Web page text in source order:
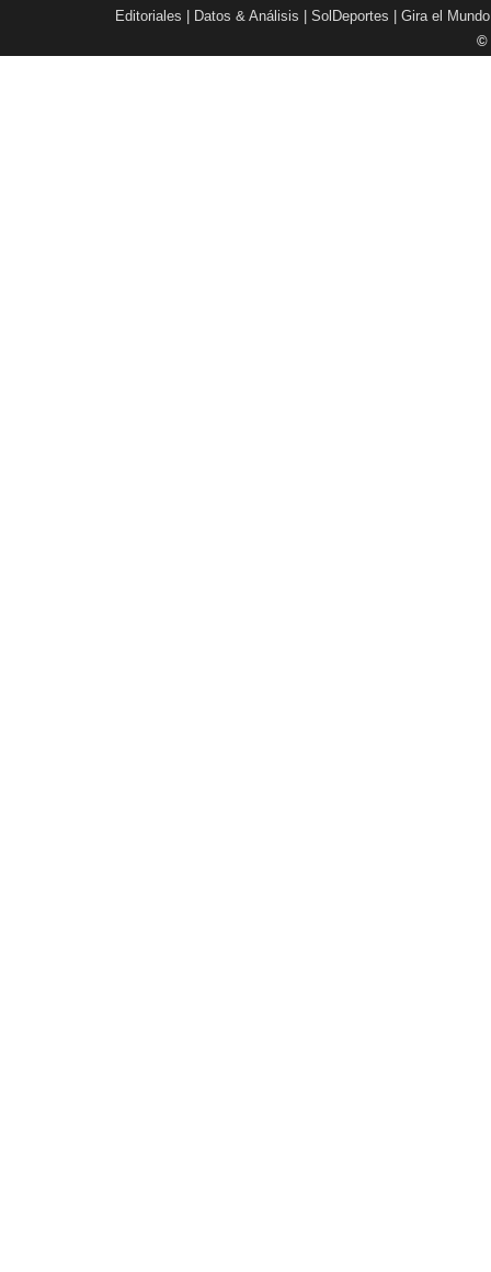
Editoriales
Datos & Análisis SolDeportes Gira el Mundo
©